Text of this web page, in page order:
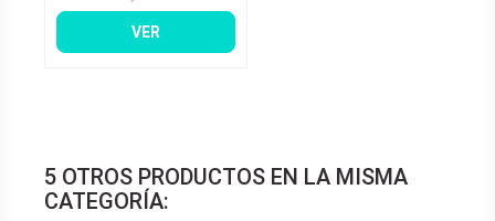
VER
5 OTROS PRODUCTOS EN LA MISMA
CATEGORÍA: